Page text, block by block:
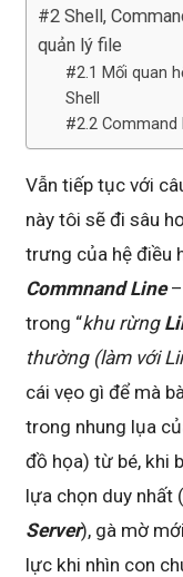
#2 Shell,
quản lý file
#2.1 Mối quan
Shell
#2.2 Command
Vẫn tiếp tục với
này tôi sẽ đi sâu
trưng của hệ điều
Commnand Line–
trong “khu rừng
thường (làm với
cái vẹo gì để mà
trong nhung lụa
đồ họa) từ bé, khi
lựa chọn duy nhất
Server), gà mờ
lực khi nhìn con